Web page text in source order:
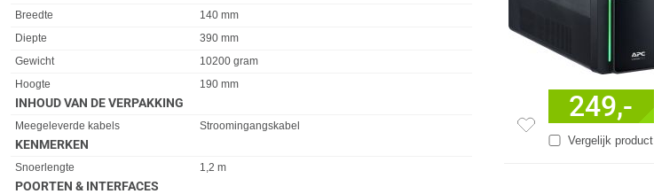
Eigenschap
Breedte
140 mm
Diepte
390 mm
Gewicht
10200 gram
Hoogte
190 mm
INHOUD VAN DE VERPAKKING
Eigenschap Waarde
Meegeleverde kabels Stroomingangskabel
KENMERKEN
Eigenschap
Snoerlengte 1,2 m
POORTEN & INTERFACES
Vergelijk product
249,-